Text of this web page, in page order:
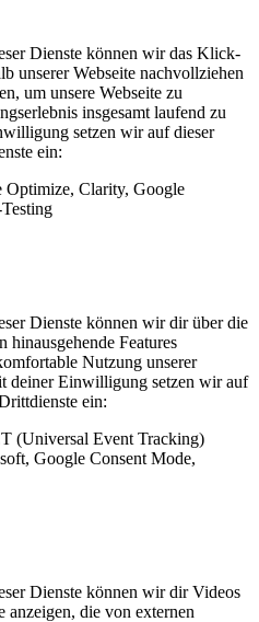
Dienste können wir das Klick-
unserer Webseite nachvollziehen
um unsere Webseite zu
insgesamt laufend zu
setzen wir auf dieser
ein:
Clarity, Google
Dienste können wir dir über die
hinausgehende Features
Nutzung unserer
deiner Einwilligung setzen wir auf
ein:
(Universal Event Tracking)
Google Consent Mode,
Dienste können wir dir Videos
anzeigen, die von externen